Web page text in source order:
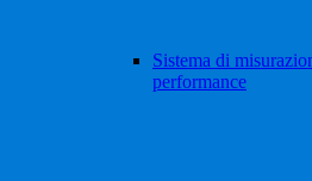
Sistema di
performance